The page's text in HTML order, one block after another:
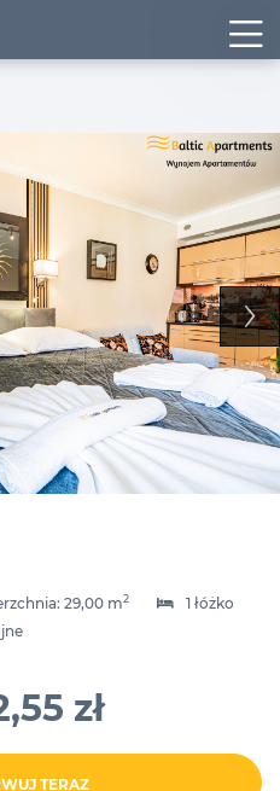
29,00 m2
1 łóżko
zł
TERAZ